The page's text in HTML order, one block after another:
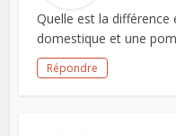
Quelle est la différence
domestique et une
Répondre